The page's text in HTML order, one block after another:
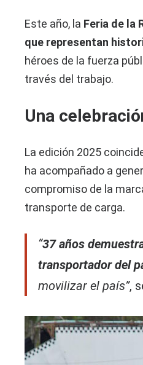
Este año, la Feria de la
que representan
héroes de la fuerza
través del trabajo.
Una
La edición 2025
ha acompañado a
compromiso de la
transporte de carga.
“37 años
transportador del
movilizar el país”,